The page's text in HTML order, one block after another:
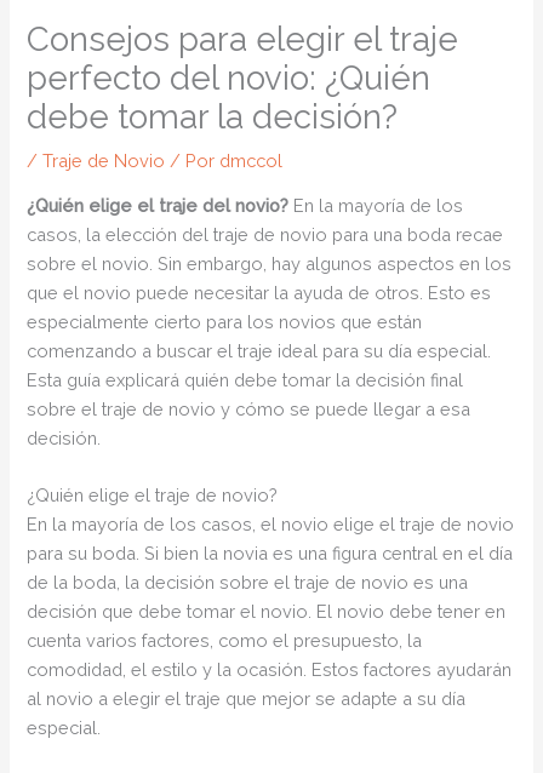
Consejos para elegir el traje
perfecto del novio: ¿Quién
debe tomar la decisión?
/Traje de Novio / Por dmccol
¿Quién elige el traje del novio? En la mayoría de los
casos, la elección del traje de novio para una boda recae
sobre el novio. Sin embargo, hay algunos aspectos en los
que el novio puede necesitar la ayuda de otros. Esto es
especialmente cierto para los novios que están
comenzando a buscar el traje ideal para su día especial.
Esta guía explicará quién debe tomar la decisión final
sobre el traje de novio y cómo se puede llegar a esa
decisión.
¿Quién elige el traje de novio?
En la mayoría de los casos, el novio elige el traje de novio
para su boda. Si bien la novia es una figura central en el día
de la boda, la decisión sobre el traje de novio es una
decisión que debe tomar el novio. El novio debe tener en
cuenta varios factores, como el presupuesto, la
comodidad, el estilo y la ocasión. Estos factores ayudarán
al novio a elegir el traje que mejor se adapte a su día
especial.